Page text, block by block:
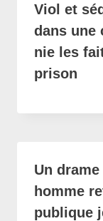
Viol et
dans une
nie les
prison
Un
homme
publique